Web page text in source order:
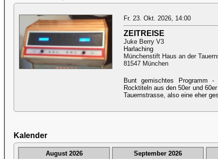
Fr. 23. Okt. 2026, 14:00
ZEITREISE
Juke Berry V3
Harlaching
Münchenstift Haus an der
81547 München
Bunt gemischtes Programm
Rocktiteln aus den 50er und
Tauernstrasse, also eine eher
Kalender
August 2026 September 2026